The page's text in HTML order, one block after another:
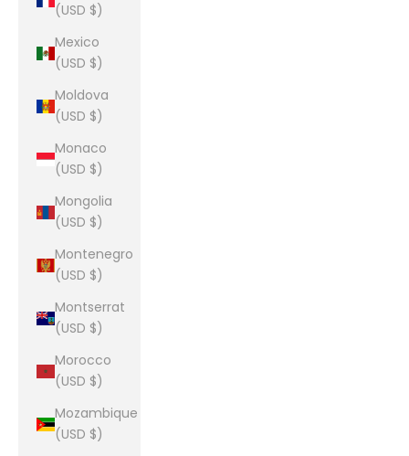
(USD $)
Mexico
(USD $)
Moldova
(USD $)
Monaco
(USD $)
Mongolia
(USD $)
Montenegro
(USD $)
Montserrat
(USD $)
Morocco
(USD $)
Mozambique
(USD $)